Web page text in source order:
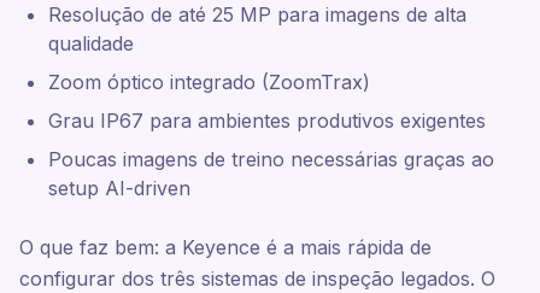
Resolução de até 25 MP para imagens de alta
qualidade
Zoom óptico integrado (ZoomTrax)
Grau IP67 para ambientes produtivos exigentes
Poucas imagens de treino necessárias graças ao
setup AI-driven
O que faz bem: a Keyence é a mais rápida de
configurar dos três sistemas de inspeção legados. O